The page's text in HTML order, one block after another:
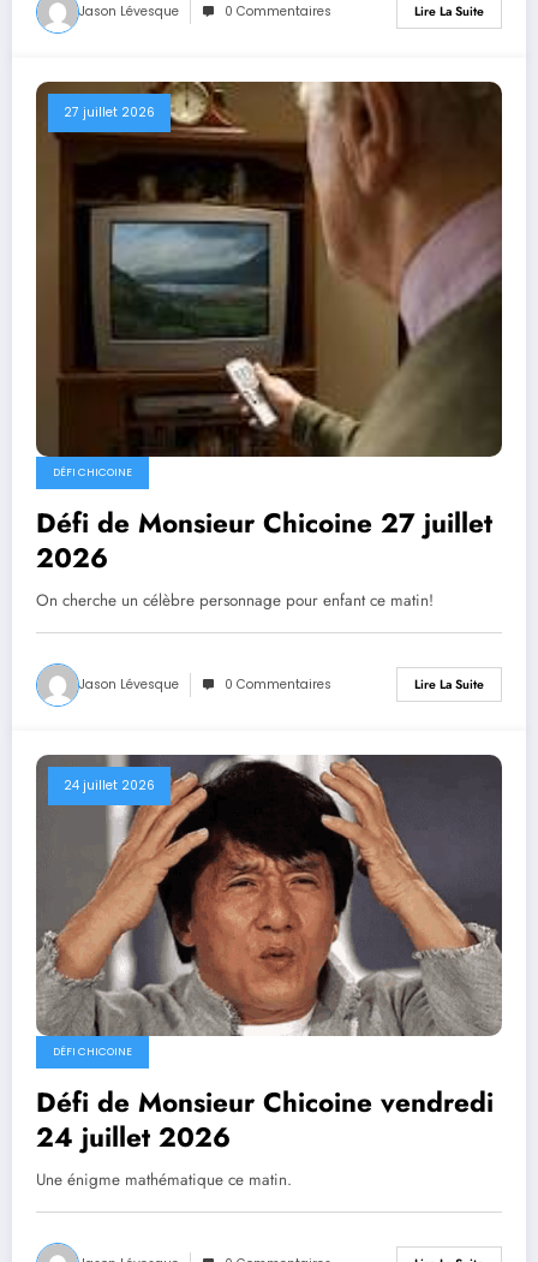
Jason Lévesque 0 Commentaires Lire La Suite
27 juillet 2026
DÉFI CHICOINE
Défi de Monsieur Chicoine 27 juillet
2026
On cherche un célèbre personnage pour enfant ce matin!
Jason Lévesque 0 Commentaires Lire La Suite
24 juillet 2026
DÉFI CHICOINE
Défi de Monsieur Chicoine vendredi
24 juillet 2026
Une énigme mathématique ce matin.